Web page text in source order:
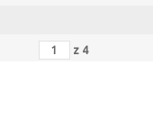
z 4